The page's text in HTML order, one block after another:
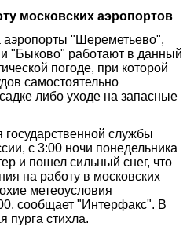
московских аэропортов
аэропорты "Шереметьево",
"Быково" работают в данный
погоде, при которой
самостоятельно
либо уходе на запасные
службы
с 3:00 ночи понедельника
и пошел сильный снег, что
на работу в московских
метеоусловия
сообщает "Интерфакс". В
пурга стихла.